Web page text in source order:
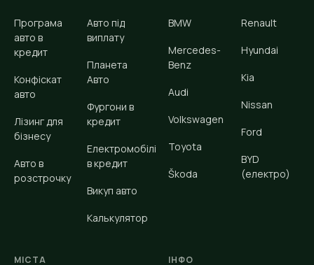
Програма
авто в
кредит
Конфіскат
авто
Лізинг для
бізнесу
Авто в
розстрочку
Авто під
виплату
Планета
Авто
Фургони в
кредит
Електромобілі
в кредит
Викуп авто
Калькулятор
BMW
Mercedes-
Benz
Audi
Volkswagen
Toyota
Škoda
Renault
Hyundai
Kia
Nissan
Ford
BYD
(електро)
МІСТА ІНФО